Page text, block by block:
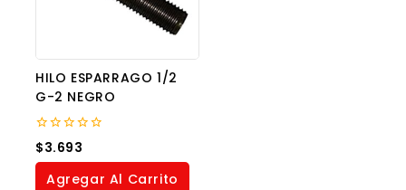
HILO ESPARRAGO 1/2
G-2 NEGRO
0
out
of
$3.693
Agregar Al Carrito